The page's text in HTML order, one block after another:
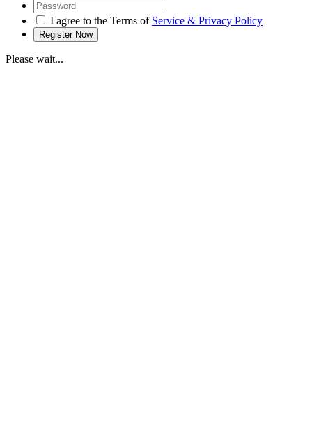
I agree to the Terms of Service & Privacy Policy
Please wait...